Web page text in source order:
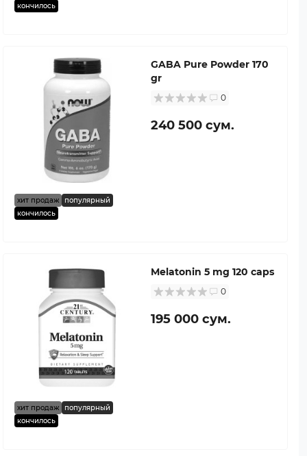
кончилось
хит продаж
популярный
кончилось
GABA Pure Powder 170
gr
0
240 500 сум.
хит продаж
популярный
кончилось
Melatonin 5 mg 120 caps
0
195 000 сум.